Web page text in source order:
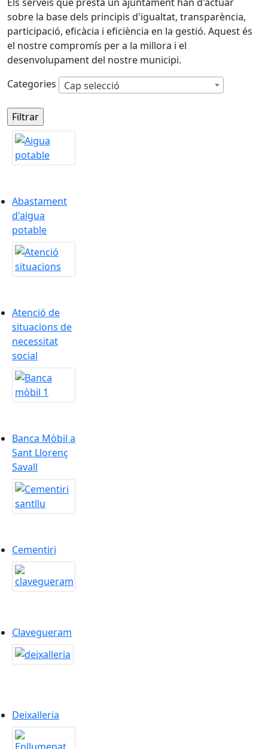
sobre la base dels principis d'igualtat, transparència,
participació, eficàcia i eficiència en la gestió. Aquest és
el nostre compromís per a la millora i el
desenvolupament del nostre municipi.
Categories
Cap selecció
Abastament d'aigua potable
Abastament
d'aigua
potable
Atenció de situacions de necessitat social
Atenció de
situacions de
necessitat
social
Banca Mòbil a Sant Llorenç Savall
Banca Mòbil a
Sant Llorenç
Savall
Cementiri
Cementiri
Clavegueram
Clavegueram
Deixalleria
Deixalleria
Enllumenat